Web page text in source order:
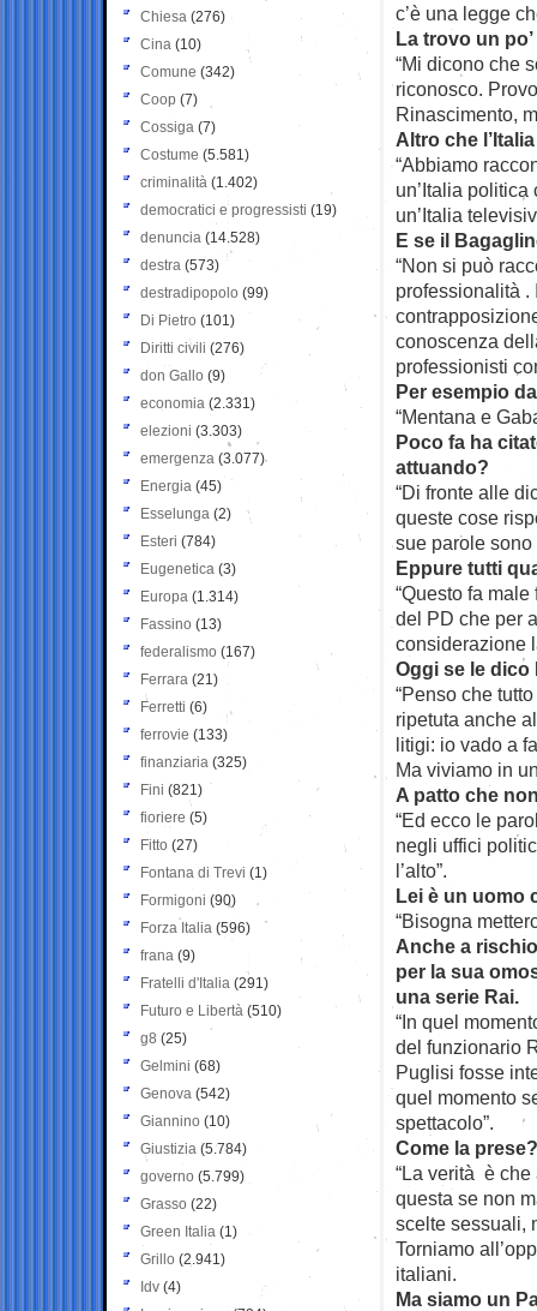
c’è una legge
La trovo un
“Mi dicono che
riconosco.
Rinascimento,
Altro che
“Abbiamo
un’Italia
un’Italia
E se il
“Non si può
professionalità .
conoscenza
professionisti
Per esempio
“Mentana e
Poco fa ha
attuando?
“Di fronte alle
queste cose
sue parole
Eppure tutti
“Questo fa
del PD che per
considerazione
Oggi se le dico
“Penso che
ripetuta anche
litigi: io vado a
Ma viviamo in
A patto che
“Ed ecco le
negli uffici
l’alto”.
Lei è un uomo
“Bisogna
Anche a
per la sua
una serie Rai.
“In quel
del funzionario
Puglisi fosse
quel momento
spettacolo”.
Come la prese?
“La verità è
questa se non
scelte sessuali,
Torniamo
italiani.
Ma siamo un
Chiesa (276)
Cina (10)
Comune (342)
Coop (7)
Cossiga (7)
Costume (5.581)
criminalità (1.402)
democratici e progressisti (19)
denuncia (14.528)
destra (573)
destradipopolo (99)
Di Pietro (101)
Diritti civili (276)
don Gallo (9)
economia (2.331)
elezioni (3.303)
emergenza (3.077)
Energia (45)
Esselunga (2)
Esteri (784)
Eugenetica (3)
Europa (1.314)
Fassino (13)
federalismo (167)
Ferrara (21)
Ferretti (6)
ferrovie (133)
finanziaria (325)
Fini (821)
fioriere (5)
Fitto (27)
Fontana di Trevi (1)
Formigoni (90)
Forza Italia (596)
frana (9)
Fratelli d'Italia (291)
Futuro e Libertà (510)
g8 (25)
Gelmini (68)
Genova (542)
Giannino (10)
Giustizia (5.784)
governo (5.799)
Grasso (22)
Green Italia (1)
Grillo (2.941)
Idv (4)